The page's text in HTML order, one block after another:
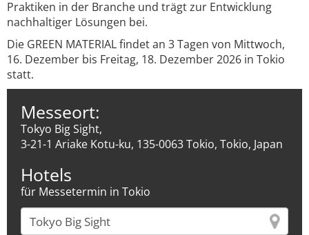
Praktiken in der Branche und trägt zur Entwicklung
nachhaltiger Lösungen bei.
Die GREEN MATERIAL findet an 3 Tagen von Mittwoch,
16. Dezember bis Freitag, 18. Dezember 2026 in Tokio
statt.
Messeort:
Tokyo Big Sight,
3-21-1 Ariake Kotu-ku, 135-0063 Tokio, Tokio, Japan
Hotels
für Messetermin in Tokio